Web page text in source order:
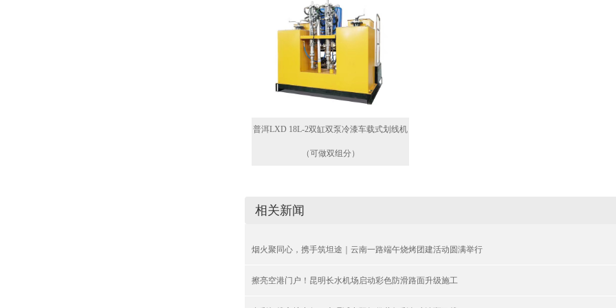
普洱LXD 18L-2双缸双泵冷漆车载式划线机
（可做双组分）
相关新闻
烟火聚同心，携手筑坦途｜云南一路端午烧烤团建活动圆满举行
擦亮空港门户！昆明长水机场启动彩色防滑路面升级施工